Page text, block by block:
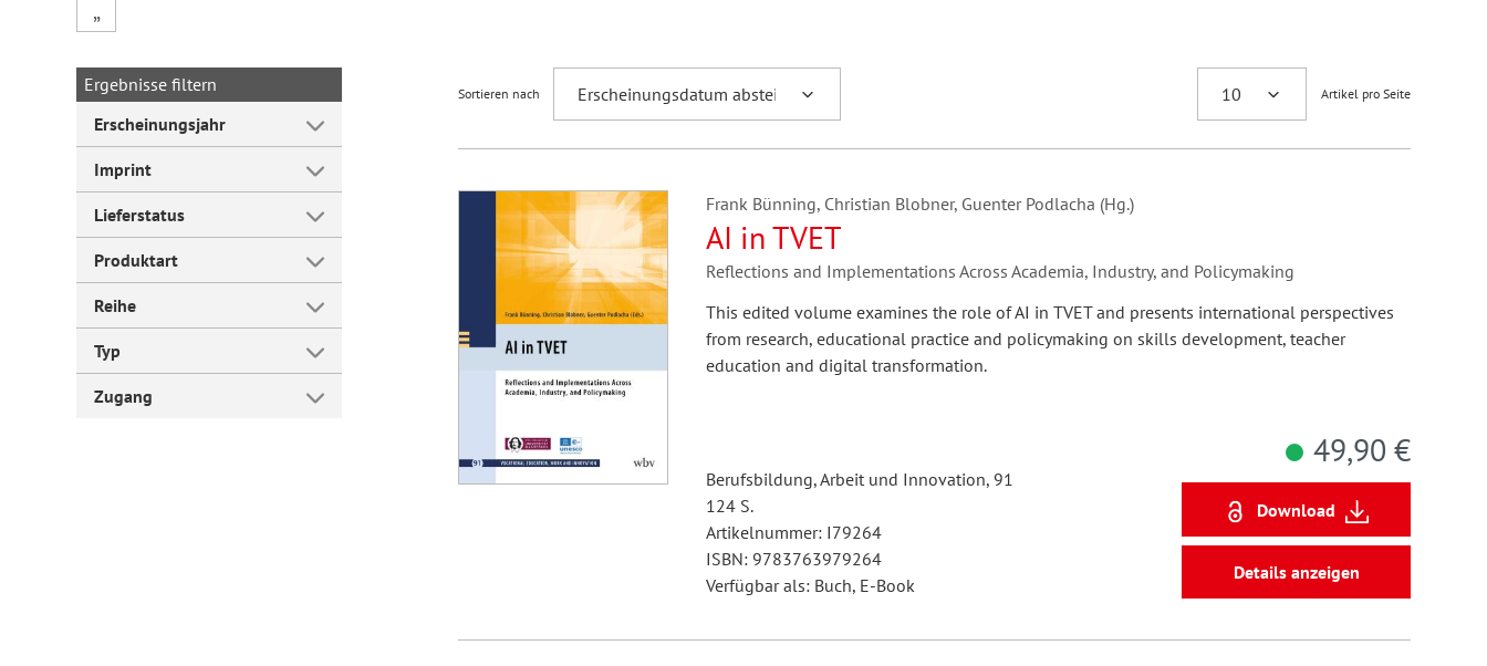
Forum Arbeitslehre
„
Ergebnisse filtern
Erscheinungsjahr
Imprint
Lieferstatus
Produktart
Reihe
Typ
Zugang
Sortieren nach Artikel pro Seite
Frank Bünning, Christian Blobner, Guenter Podlacha (Hg.)
AI in TVET
Reflections and Implementations Across Academia, Industry, and Policymaking
This edited volume examines the role of AI in TVET and presents international perspectives
from research, educational practice and policymaking on skills development, teacher
education and digital transformation.
Berufsbildung, Arbeit und Innovation, 91
124 S.
Artikelnummer: I79264
ISBN: 9783763979264
Verfügbar als: Buch, E-Book
49,90 €
Download
Details anzeigen